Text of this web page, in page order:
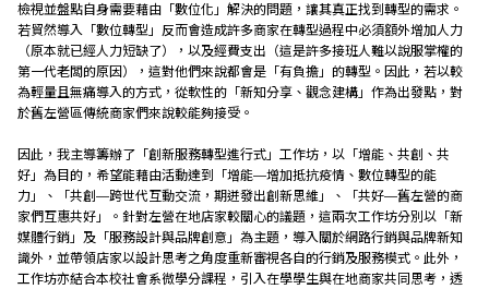
檢視並盤點自身需要藉由「數位化」解決的問題，讓其真正找到轉型的需求。
若貿然導入「數位轉型」反而會造成許多商家在轉型過程中必須額外增加人力
（原本就已經人力短缺了），以及經費支出（這是許多接班人難以說服掌權的
第一代老闆的原因），這對他們來說都會是「有負擔」的轉型。因此，若以較
為輕量且無痛導入的方式，從軟性的「新知分享、觀念建構」作為出發點，對
於舊左營區傳統商家們來說較能夠接受。
因此，我主導籌辦了「創新服務轉型進行式」工作坊，以「增能、共創、共
好」為目的，希望能藉由活動達到「增能—增加抵抗疫情、數位轉型的能
力」、「共創—跨世代互動交流，期迸發出創新思維」、「共好—舊左營的商
家們互惠共好」。針對左營在地店家較關心的議題，這兩次工作坊分別以「新
媒體行銷」及「服務設計與品牌創意」為主題，導入關於網路行銷與品牌新知
識外，並帶領店家以設計思考之角度重新審視各自的行銷及服務模式。此外，
工作坊亦結合本校社會系微學分課程，引入在學學生與在地商家共同思考，透